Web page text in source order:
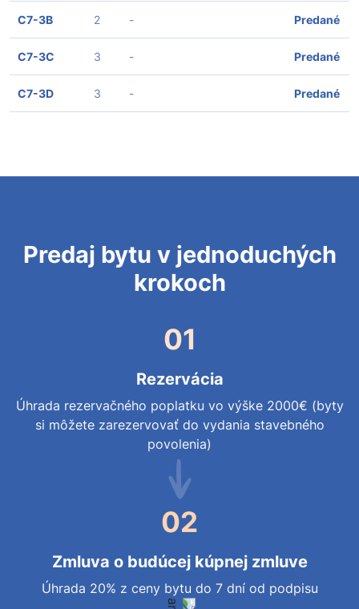
C7-3B 2 - Predané
C7-3C 3 - Predané
C7-3D 3 - Predané
Predaj bytu v jednoduchých
krokoch
01
Rezervácia
Úhrada rezervačného poplatku vo výške 2000€ (byty
si môžete zarezervovať do vydania stavebného
povolenia)
02
Zmluva o budúcej kúpnej zmluve
Úhrada 20% z ceny bytu do 7 dní od podpisu